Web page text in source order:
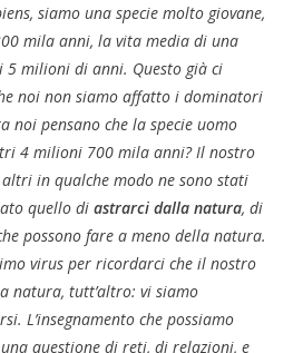
siamo una specie molto giovane,
mila anni, la vita media di una
5 milioni di anni. Questo già ci
noi non siamo affatto i dominatori
noi pensano che la specie uomo
4 milioni 700 mila anni? Il nostro
in qualche modo ne sono stati
quello di astrarci dalla natura, di
possono fare a meno della natura.
virus per ricordarci che il nostro
natura, tutt’altro: vi siamo
L’insegnamento che possiamo
questione di reti, di relazioni, e